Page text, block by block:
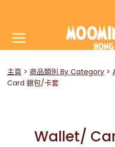
主頁 商品類別 By Category
Card 銀包/卡套
Wallet/